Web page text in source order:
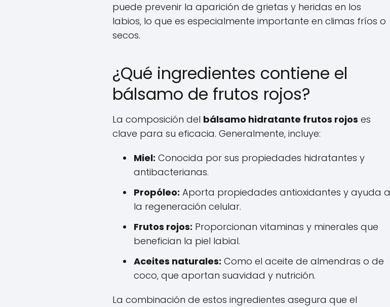
puede prevenir la aparición de grietas y heridas en los
labios, lo que es especialmente importante en climas fríos o
secos.
¿Qué ingredientes contiene el
bálsamo de frutos rojos?
La composición del bálsamo hidratante frutos rojos es
clave para su eficacia. Generalmente, incluye:
Miel: Conocida por sus propiedades hidratantes y
antibacterianas.
Propóleo: Aporta propiedades antioxidantes y ayuda a
la regeneración celular.
Frutos rojos: Proporcionan vitaminas y minerales que
benefician la piel labial.
Aceites naturales: Como el aceite de almendras o de
coco, que aportan suavidad y nutrición.
La combinación de estos ingredientes asegura que el